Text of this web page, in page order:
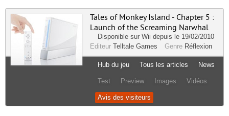
Tales of Monkey Island - Chapter 5 :
Launch of the Screaming Narwhal
Disponible sur Wii depuis le 19/02/2010
Editeur Telltale Games Genre Réflexion
Hub du jeu Tous les articles News
Test Preview Images Vidéos
Avis des visiteurs